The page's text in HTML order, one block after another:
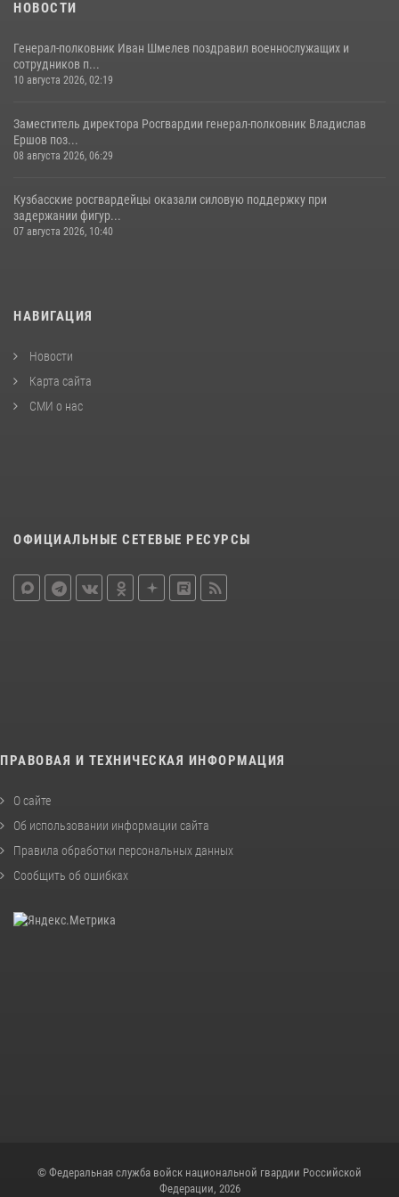
НОВОСТИ
Генерал-полковник Иван Шмелев поздравил военнослужащих и
сотрудников п...
10 августа 2026, 02:19
Заместитель директора Росгвардии генерал-полковник Владислав
Ершов поз...
08 августа 2026, 06:29
Кузбасские росгвардейцы оказали силовую поддержку при
задержании фигур...
07 августа 2026, 10:40
НАВИГАЦИЯ
Новости
Карта сайта
СМИ о нас
ОФИЦИАЛЬНЫЕ СЕТЕВЫЕ РЕСУРСЫ
ПРАВОВАЯ И ТЕХНИЧЕСКАЯ ИНФОРМАЦИЯ
О сайте
Об использовании информации сайта
Правила обработки персональных данных
Сообщить об ошибках
© Федеральная служба войск национальной гвардии Российской
Федерации, 2026